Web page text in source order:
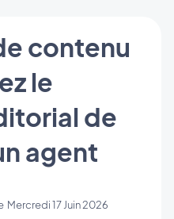
contenu
le
de
agent
Mercredi 17 Juin 2026